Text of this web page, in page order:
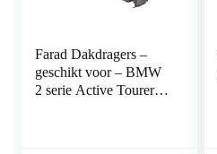
Farad Dakdragers –
geschikt voor – BMW
2 serie Active Tourer